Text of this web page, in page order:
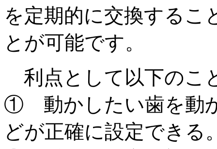
を定期的に交換するこ
とが可能です。
利点として以下のこ
① 動かしたい歯を動
どが正確に設定できる